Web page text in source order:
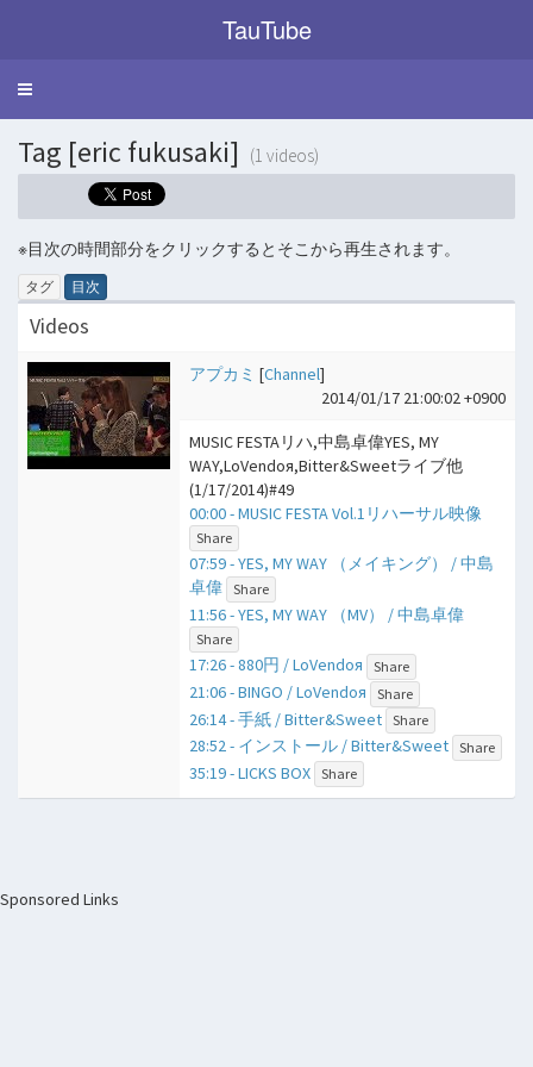
TauTube
Toggle
Tag [eric fukusaki] (1 videos)
※目次の時間部分をクリックするとそこから再生されます。
タグ 目次
Videos
アプカミ [Channel]
2014/01/17 21:00:02 +0900
MUSIC FESTAリハ,中島卓偉YES, MY
WAY,LoVendoя,Bitter&Sweetライブ他
(1/17/2014)#49
00:00 - MUSIC FESTA Vol.1リハーサル映像
Share
07:59 - YES, MY WAY （メイキング） / 中島
卓偉 Share
11:56 - YES, MY WAY （MV） / 中島卓偉
Share
17:26 - 880円 / LoVendoя Share
21:06 - BINGO / LoVendoя Share
26:14 - 手紙 / Bitter&Sweet Share
28:52 - インストール / Bitter&Sweet Share
35:19 - LICKS BOX Share
Sponsored Links